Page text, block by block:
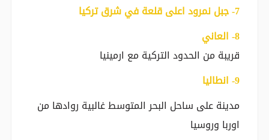
‎7- جبل نمرود اعلى قلعة في شرق تركيا
‎8- العاني
قريبة من الحدود التركية مع ارمينيا
‎9- انطاليا
مدينة على ساحل البحر المتوسط غالبية روادها من
اوربا وروسيا